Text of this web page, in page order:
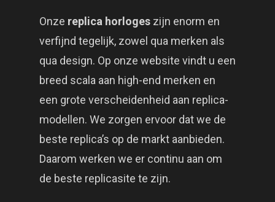
Onze replica horloges zijn enorm en
verfijnd tegelijk, zowel qua merken als
qua design. Op onze website vindt u een
breed scala aan high-end merken en
een grote verscheidenheid aan replica-
modellen. We zorgen ervoor dat we de
beste replica’s op de markt aanbieden.
Daarom werken we er continu aan om
de beste replicasite te zijn.